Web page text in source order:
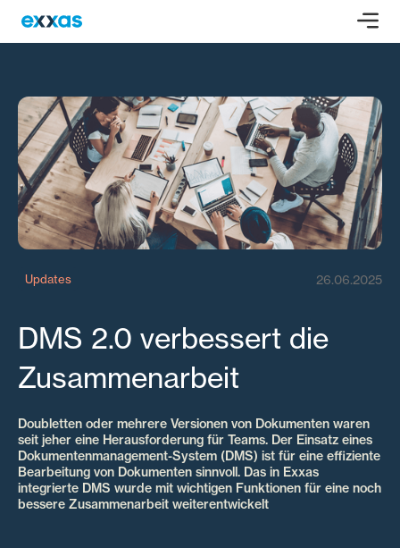
Updates 26.06.2025
DMS 2.0 verbessert die
Zusammenarbeit
Doubletten oder mehrere Versionen von Dokumenten waren
seit jeher eine Herausforderung für Teams. Der Einsatz eines
Dokumentenmanagement-System (DMS) ist für eine effiziente
Bearbeitung von Dokumenten sinnvoll. Das in Exxas
integrierte DMS wurde mit wichtigen Funktionen für eine noch
bessere Zusammenarbeit weiterentwickelt